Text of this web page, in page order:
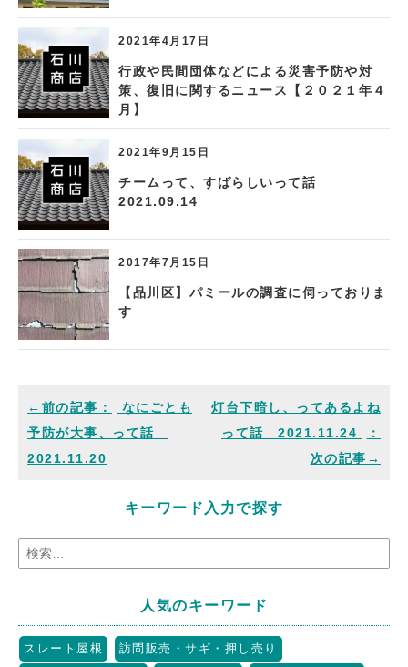
2021年4月17日
行政や民間団体などによる災害予防や対
策、復旧に関するニュース【２０２１年４
月】
2021年9月15日
チームって、すばらしいって話
2021.09.14
2017年7月15日
【品川区】パミールの調査に伺っておりま
す
なにごとも
予防が大事、って話
2021.11.20
灯台下暗し、ってあるよね
って話 2021.11.24
キーワード入力で探す
人気のキーワード
スレート屋根 訪問販売・サギ・押し売り